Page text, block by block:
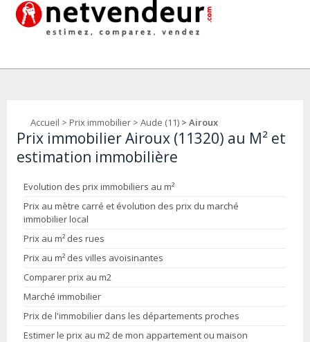
Accueil > Prix immobilier > Aude (11) > Airoux
Prix immobilier Airoux (11320) au M² et
estimation immobilière
Evolution des prix immobiliers au m²
Prix au mètre carré et évolution des prix du marché
immobilier local
Prix au m² des rues
Prix au m² des villes avoisinantes
Comparer prix au m2
Marché immobilier
Prix de l'immobilier dans les départements proches
Estimer le prix au m2 de mon appartement ou maison